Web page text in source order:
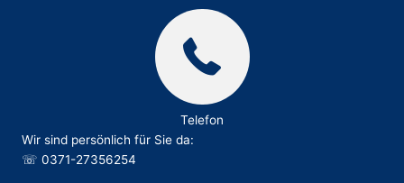
Telefon
Wir sind persönlich für Sie da:
☏ 0371-27356254